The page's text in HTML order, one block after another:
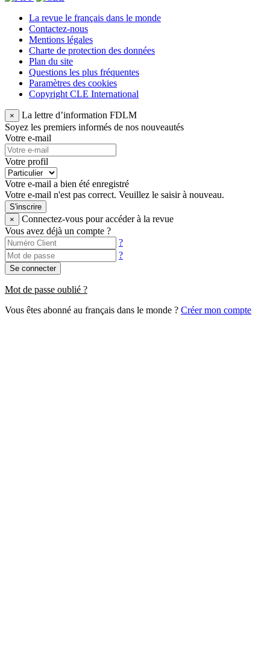
La revue le français dans le monde
Contactez-nous
Mentions légales
Charte de protection des données
Plan du site
Questions les plus fréquentes
Paramètres des cookies
Copyright CLE International
×
La lettre d’information FDLM
Soyez les premiers informés de nos nouveautés
Votre e-mail
Votre profil
Votre e-mail a bien été enregistré
Votre e-mail n'est pas correct. Veuillez le saisir à nouveau.
S'inscrire
×
Connectez-vous pour accéder à la revue
Vous avez déjà un compte ?
?
?
Se connecter
Mot de passe oublié ?
Vous êtes abonné au français dans le monde ? Créer mon compte